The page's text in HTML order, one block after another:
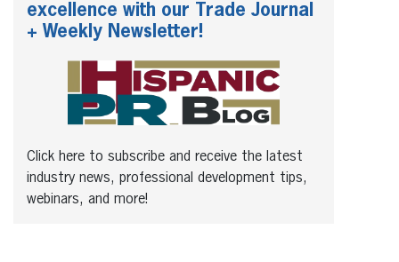
excellence with our Trade Journal
+ Weekly Newsletter!
Click here to subscribe and receive the latest
industry news, professional development tips,
webinars, and more!